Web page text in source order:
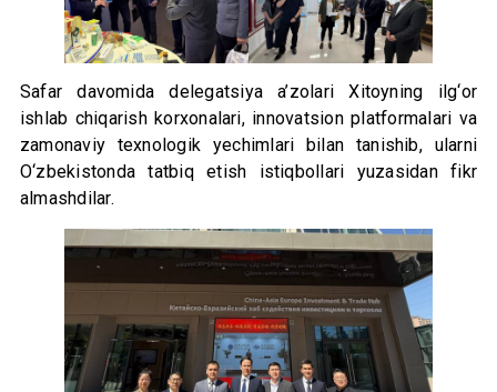
Safar davomida delegatsiya a’zolari Xitoyning ilg‘or
ishlab chiqarish korxonalari, innovatsion platformalari va
zamonaviy texnologik yechimlari bilan tanishib, ularni
O‘zbekistonda tatbiq etish istiqbollari yuzasidan fikr
almashdilar.